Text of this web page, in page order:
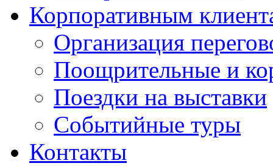
Корпоративным
Организация
Поощрительные и
Поездки на выставки
Событийные туры
Контакты